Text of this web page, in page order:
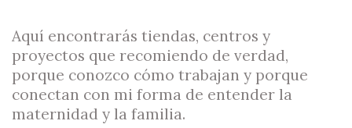
Aquí encontrarás tiendas, centros y
proyectos que recomiendo de verdad,
porque conozco cómo trabajan y porque
conectan con mi forma de entender la
maternidad y la familia.